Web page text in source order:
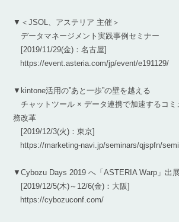
▼＜JSOL、アステリア 主催＞
データマネージメント実践事例セミナー
[2019/11/29(金)：名古屋]
https://event.asteria.com/jp/event/e191129/
▼kintone活用の”あと一歩”の壁を越える
チャットツール × データ連携で加速するコミ
務改革
[2019/12/3(火)：東京]
https://marketing-navi.jp/seminars/qjspfn/
▼Cybozu Days 2019 へ「ASTERIA Warp」出展
[2019/12/5(木)～12/6(金)：大阪]
https://cybozuconf.com/